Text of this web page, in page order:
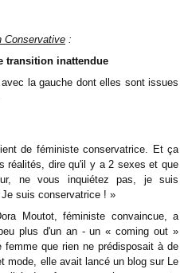
Conservative :
transition inattendue
la gauche dont elles sont issues
de féministe conservatrice. Et ça
réalités, dire qu'il y a 2 sexes et que
ne vous inquiétez pas, je suis
suis conservatrice ! »
Moutot, féministe convaincue, a
plus d'un an - un « coming out »
que rien ne prédisposait à de
mode, elle avait lancé un blog sur Le